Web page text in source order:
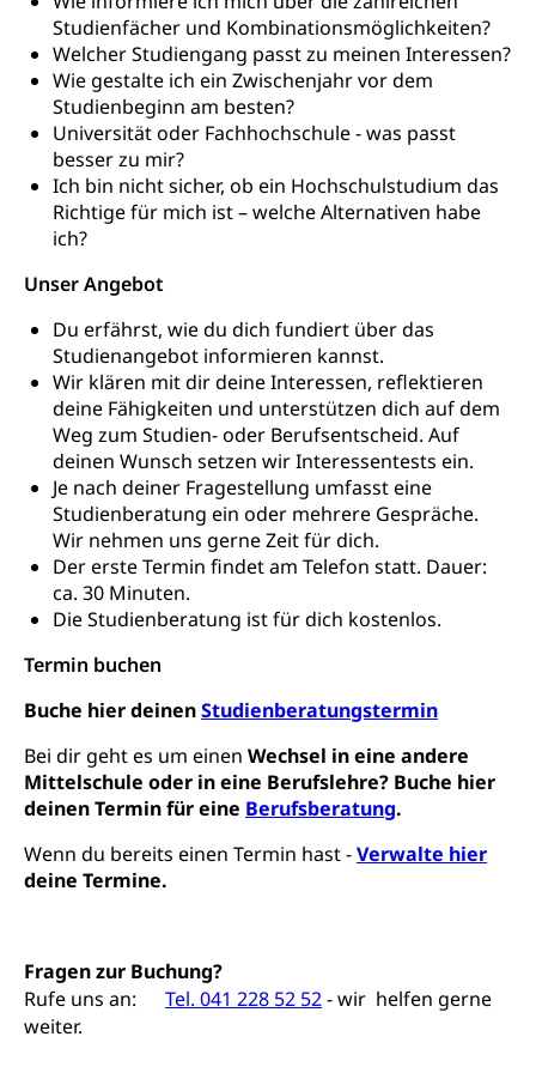
Studienfächer und Kombinationsmöglichkeiten?
Welcher Studiengang passt zu meinen Interessen?
Wie gestalte ich ein Zwischenjahr vor dem
Studienbeginn am besten?
Universität oder Fachhochschule - was passt
besser zu mir?
Ich bin nicht sicher, ob ein Hochschulstudium das
Richtige für mich ist – welche Alternativen habe
ich?
Unser Angebot
Du erfährst, wie du dich fundiert über das
Studienangebot informieren kannst.
Wir klären mit dir deine Interessen, reflektieren
deine Fähigkeiten und unterstützen dich auf dem
Weg zum Studien- oder Berufsentscheid. Auf
deinen Wunsch setzen wir Interessentests ein.
Je nach deiner Fragestellung umfasst eine
Studienberatung ein oder mehrere Gespräche.
Wir nehmen uns gerne Zeit für dich.
Der erste Termin findet am Telefon statt. Dauer:
ca. 30 Minuten.
Die Studienberatung ist für dich kostenlos.
Termin buchen
Buche hier deinenStudienberatungstermin
Bei dir geht es um einen Wechsel in eine andere
Mittelschule oder in eine Berufslehre? Buche hier
deinen Termin für eine Berufsberatung.
Wenn du bereits einen Termin hast -Verwalte hier
deine Termine.
Fragen zur Buchung?
Rufe uns an:
Tel. 041 228 52 52- wir helfen gerne
weiter.
Heilpädagogische Schulen
Freiwilliger Schulsport
Freiwilliges Kindergarten Jahr
Kinderbetreuung
Freiwilliges Kindergarten Jahr
Frühe Sprachförderung
Kindergarten & Basisstufe
Frühe Förderung
Gesundheit und Soziales
Konsumentenschutz
Konsumentenrechte, Produktsicherheit,
Preisüberwachung, Preisüberwacher,
Konsumentenorganisation, parallele Einfuhr,
regionale Erschöpfung, nationale Erschöpfung,
internationale Erschöpfung, Preisabsprache, Kartell,
Cassis-deDijon-Prinzip
Lebensmittelkontrolle und
Verbraucherschutz
Krankenversicherung
Unfallversicherung, Berufsunfallversicherung,
Krankheit, Unfall, Prämienverbilligung,
Krankenkasse
Krankenversicherung (WAS Luzern)
Prämienverbilligung (WAS Luzern)
Obligatorische Krankenversicherung (WAS
Luzern)
Kranken- und Unfallversicherung
Lebensmittelsicherheit
sichere Lebensmittel, Lebensmittelkontrolle,
Lebensmittelhygiene, Produktesicherheit
Trinkwasser
Prävention
Gesundheitsvorsorge, Wellness, Unfallverhütung,
Tabakprävention, Primärprävention,
Darmkrebsvorsorge
Kantonales Tabakpräventionsprogramm
Gesundheitsförderung
Gesundheitsversorgung
Soziale Sicherheit
Arbeitslosenversicherung,
Mutterschaftsversicherung, Krankenversicherung,
Unfallversicherung, Invalidenversicherung,
Kranken- und Unfallversicherung
(gruezi.lu.ch)
Sucht und Drogen
Drogenabhängigkeit, Drogensucht,
Medikamentenabhängigkeit,